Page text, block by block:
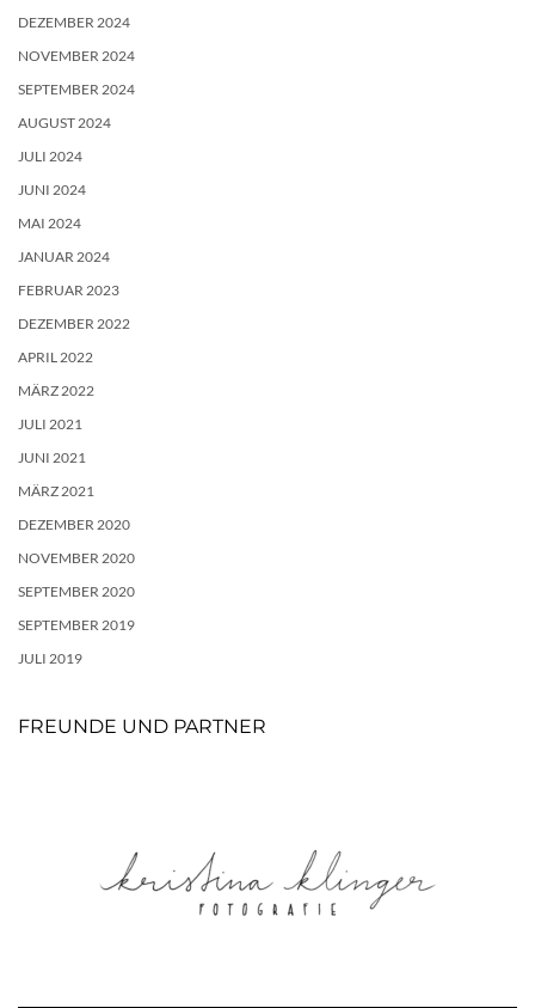
DEZEMBER 2024
NOVEMBER 2024
SEPTEMBER 2024
AUGUST 2024
JULI 2024
JUNI 2024
MAI 2024
JANUAR 2024
FEBRUAR 2023
DEZEMBER 2022
APRIL 2022
MÄRZ 2022
JULI 2021
JUNI 2021
MÄRZ 2021
DEZEMBER 2020
NOVEMBER 2020
SEPTEMBER 2020
SEPTEMBER 2019
JULI 2019
FREUNDE UND PARTNER